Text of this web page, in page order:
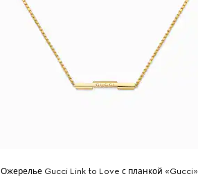
Ожерелье Gucci Link to Love с планкой «Gucci»